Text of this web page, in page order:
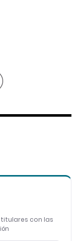
con las